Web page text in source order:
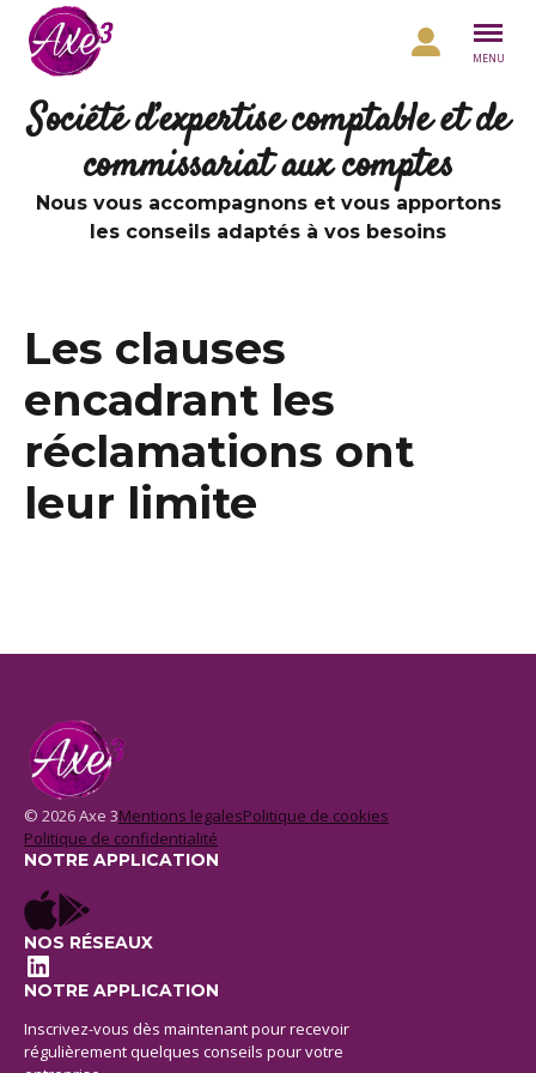
Aller au contenu
MENU
Société d’expertise comptable et de
commissariat aux comptes
Nous vous accompagnons et vous apportons
les conseils adaptés à vos besoins
Les clauses
encadrant les
réclamations ont
leur limite
© 2026 Axe 3Mentions legalesPolitique de cookies
Politique de confidentialité
NOTRE APPLICATION
NOS RÉSEAUX
LinkedIn
NOTRE APPLICATION
Inscrivez-vous dès maintenant pour recevoir
régulièrement quelques conseils pour votre